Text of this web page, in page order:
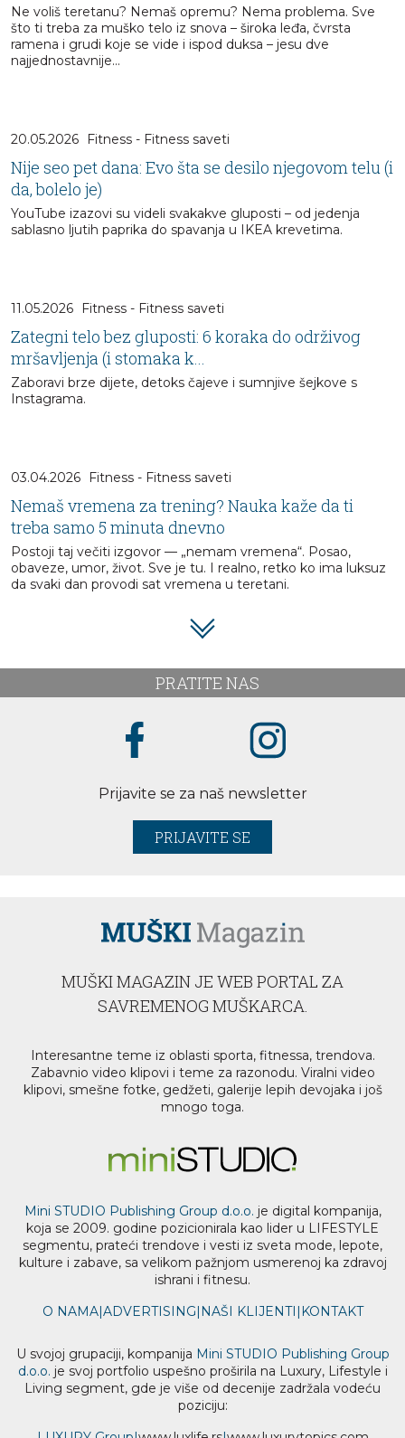
Ne voliš teretanu? Nemaš opremu? Nema problema. Sve
što ti treba za muško telo iz snova – široka leđa, čvrsta
ramena i grudi koje se vide i ispod duksa – jesu dve
najjednostavnije...
20.05.2026 Fitness - Fitness saveti
Nije seo pet dana: Evo šta se desilo njegovom telu (i
da, bolelo je)
YouTube izazovi su videli svakakve gluposti – od jedenja
sablasno ljutih paprika do spavanja u IKEA krevetima.
11.05.2026 Fitness - Fitness saveti
Zategni telo bez gluposti: 6 koraka do održivog
mršavljenja (i stomaka k...
Zaboravi brze dijete, detoks čajeve i sumnjive šejkove s
Instagrama.
03.04.2026 Fitness - Fitness saveti
Nemaš vremena za trening? Nauka kaže da ti
treba samo 5 minuta dnevno
Postoji taj večiti izgovor — „nemam vremena“. Posao,
obaveze, umor, život. Sve je tu. I realno, retko ko ima luksuz
da svaki dan provodi sat vremena u teretani.
PRATITE NAS
Prijavite se za naš newsletter
PRIJAVITE SE
MUŠKI MAGAZIN JE WEB PORTAL ZA
SAVREMENOG MUŠKARCA.
Interesantne teme iz oblasti sporta, fitnessa, trendova.
Zabavnio video klipovi i teme za razonodu. Viralni video
klipovi, smešne fotke, gedžeti, galerije lepih devojaka i još
mnogo toga.
Mini STUDIO Publishing Group d.o.o. je digital kompanija,
koja se 2009. godine pozicionirala kao lider u LIFESTYLE
segmentu, prateći trendove i vesti iz sveta mode, lepote,
kulture i zabave, sa velikom pažnjom usmerenoj ka zdravoj
ishrani i fitnesu.
O NAMA| ADVERTISING NAŠI KLIJENTI KONTAKT
U svojoj grupaciji, kompanija Mini STUDIO Publishing Group
d.o.o. je svoj portfolio uspešno proširila na Luxury, Lifestyle i
Living segment, gde je više od decenije zadržala vodeću
poziciju: